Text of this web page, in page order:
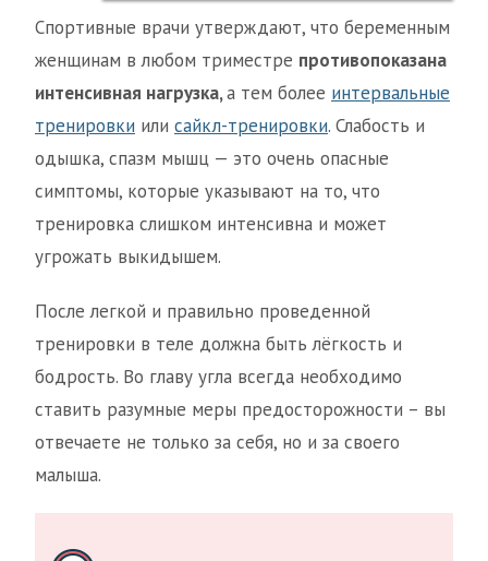
Спортивные врачи утверждают, что беременным
женщинам в любом триместре противопоказана
интенсивная нагрузка,а тем более интервальные
тренировки или сайкл-тренировки. Слабость и
одышка, спазм мышц — это очень опасные
симптомы, которые указывают на то, что
тренировка слишком интенсивна и может
угрожать выкидышем.
После легкой и правильно проведенной
тренировки в теле должна быть лёгкость и
бодрость. Во главу угла всегда необходимо
ставить разумные меры предосторожности – вы
отвечаете не только за себя, но и за своего
малыша.